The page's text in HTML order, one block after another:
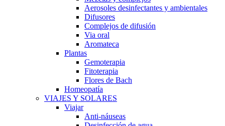
Aerosoles desinfectantes y ambientales
Difusores
Complejos de difusión
Via oral
Aromateca
Plantas
Gemoterapia
Fitoterapia
Flores de Bach
Homeopatía
VIAJES Y SOLARES
Viajar
Anti-náuseas